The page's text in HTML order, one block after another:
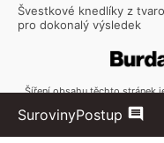
SurovinyPostup
Švestkové knedlíky z
pro dokonalý výsledek
Šíření obsahu těchto stránek